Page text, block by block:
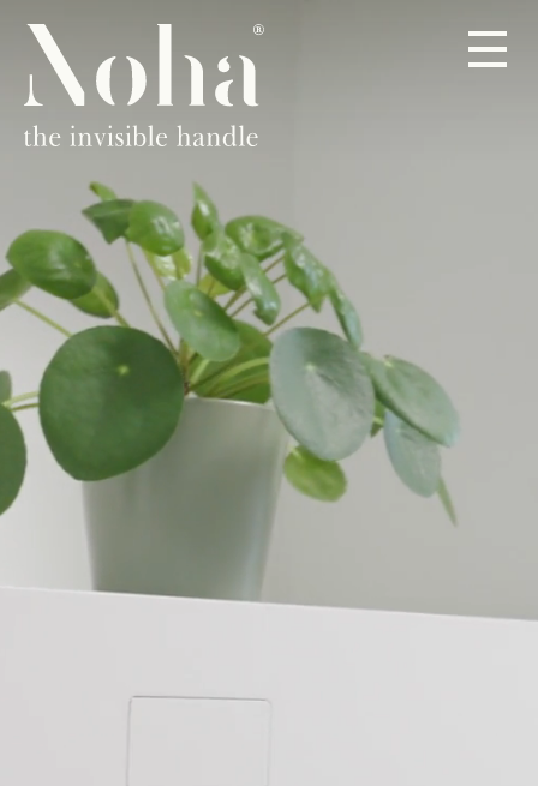
À PROPOS
DISTRIBUTEURS
CONTACT
FR DE EN ES